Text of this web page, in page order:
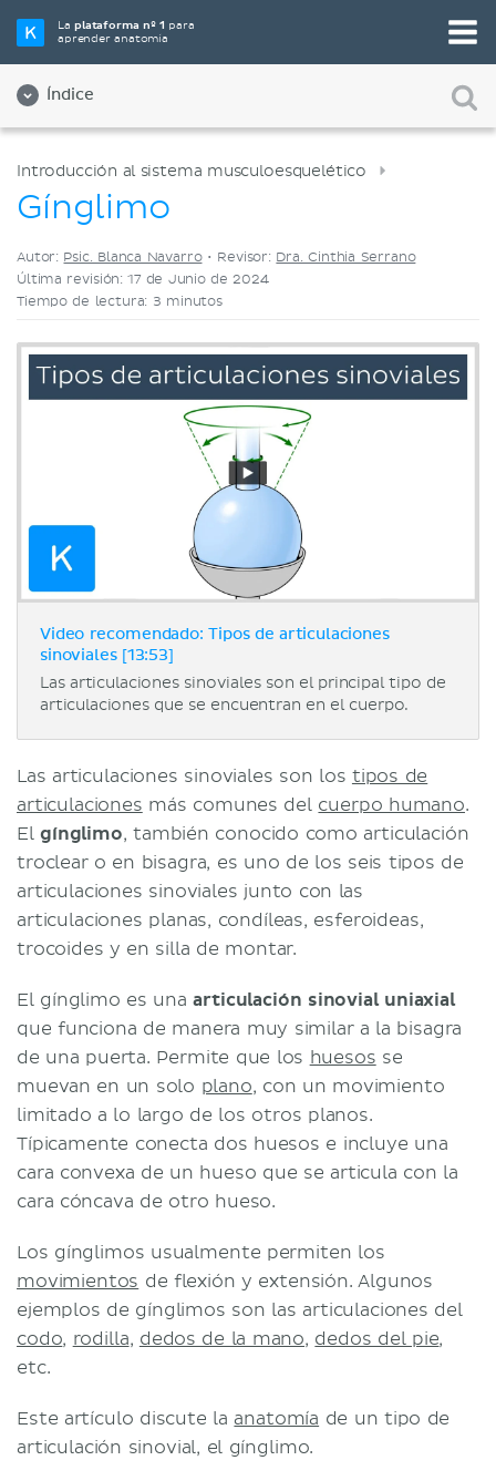
Laplataforma nº 1 para
aprender anatomía
Índice
Elige tu herramienta de estudio favorita
Videos
Introducción al sistema musculoesquelético
Gínglimo
Autor: Psic. Blanca Navarro• Revisor: Dra. Cinthia Serrano
Última revisión: 17 de Junio de 2024
Tiempo de lectura: 3 minutos
Video recomendado: Tipos de articulaciones
sinoviales [13:53]
Las articulaciones sinoviales son el principal tipo de
articulaciones que se encuentran en el cuerpo.
Las articulaciones sinoviales son los tipos de
articulaciones más comunes del cuerpo humano.
Elgínglimo, también conocido como articulación
troclear o en bisagra, es uno de los seis tipos de
articulaciones sinoviales junto con las
articulaciones planas, condíleas, esferoideas,
trocoides y en silla de montar.
El gínglimo es unaarticulación sinovial uniaxial
que funciona de manera muy similar a la bisagra
de una puerta. Permite que los huesos se
muevan en un solo plano, con un movimiento
limitado a lo largo de los otros planos.
Típicamente conecta dos huesos e incluye una
cara convexa de un hueso que se articula con la
cara cóncava de otro hueso.
Los gínglimos usualmente permiten los
movimientos de flexión y extensión. Algunos
ejemplos de gínglimos son las articulaciones del
codo, rodilla, dedos de la mano, dedos del pie,
etc.
Este artículo discute la anatomía de un tipo de
articulación sinovial, el gínglimo.